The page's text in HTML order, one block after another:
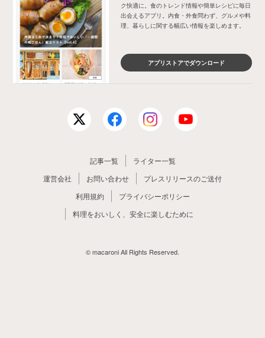
ク快適に。食のトレンド情報や簡単レシピに毎日
出会えるアプリ。内食・外食問わず、グルメや料
理、暮らしに関する幅広い情報を楽しめます。
アプリストアでダウンロード
記事一覧
ライター一覧
運営会社
お問い合わせ
プレスリリースのご送付
利用規約
プライバシーポリシー
料理をおいしく、安全に楽しむために
© macaroni All Rights Reserved.